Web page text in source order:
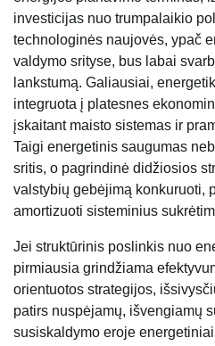
investicijas nuo trumpalaikio
technologinės naujovės, ypač
valdymo srityse, bus labai
lankstumą. Galiausiai,
integruota į platesnes
įskaitant maisto sistemas ir
Taigi energetinis saugumas
sritis, o pagrindinė didžiosios
valstybių gebėjimą konkuruoti,
amortizuoti sisteminius
Jei struktūrinis poslinkis nuo
pirmiausia grindžiama
orientuotos strategijos,
patirs nuspėjamų, išvengiamų
susiskaldymo eroje